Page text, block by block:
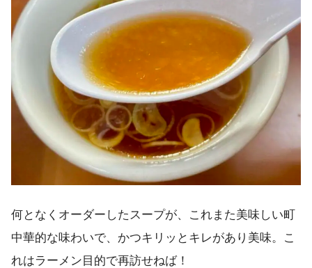
何となくオーダーしたスープが、これまた美味しい町
中華的な味わいで、かつキリッとキレがあり美味。こ
れはラーメン目的で再訪せねば！